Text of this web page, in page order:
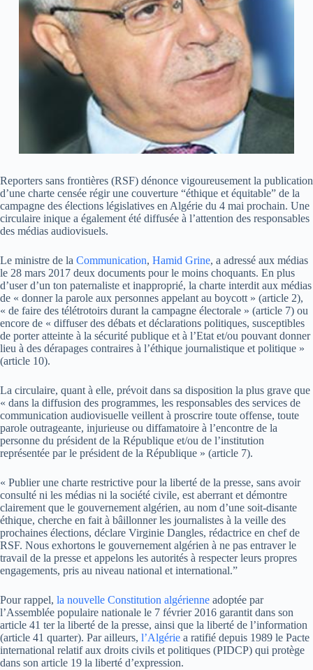
Reporters sans frontières (RSF) dénonce vigoureusement la publication
d’une charte censée régir une couverture “éthique et équitable” de la
campagne des élections législatives en Algérie du 4 mai prochain. Une
circulaire inique a également été diffusée à l’attention des responsables
des médias audiovisuels.
Le ministre de la Communication, Hamid Grine, a adressé aux médias
le 28 mars 2017 deux documents pour le moins choquants. En plus
d’user d’un ton paternaliste et inapproprié, la charte interdit aux médias
de « donner la parole aux personnes appelant au boycott » (article 2),
« de faire des télétrotoirs durant la campagne électorale » (article 7) ou
encore de « diffuser des débats et déclarations politiques, susceptibles
de porter atteinte à la sécurité publique et à l’Etat et/ou pouvant donner
lieu à des dérapages contraires à l’éthique journalistique et politique »
(article 10).
La circulaire, quant à elle, prévoit dans sa disposition la plus grave que
« dans la diffusion des programmes, les responsables des services de
communication audiovisuelle veillent à proscrire toute offense, toute
parole outrageante, injurieuse ou diffamatoire à l’encontre de la
personne du président de la République et/ou de l’institution
représentée par le président de la République » (article 7).
« Publier une charte restrictive pour la liberté de la presse, sans avoir
consulté ni les médias ni la société civile, est aberrant et démontre
clairement que le gouvernement algérien, au nom d’une soit-disante
éthique, cherche en fait à bâillonner les journalistes à la veille des
prochaines élections, déclare Virginie Dangles, rédactrice en chef de
RSF. Nous exhortons le gouvernement algérien à ne pas entraver le
travail de la presse et appelons les autorités à respecter leurs propres
engagements, pris au niveau national et international.”
Pour rappel, la nouvelle Constitution algérienne adoptée par
l’Assemblée populaire nationale le 7 février 2016 garantit dans son
article 41 ter la liberté de la presse, ainsi que la liberté de l’information
(article 41 quarter). Par ailleurs, l’Algérie a ratifié depuis 1989 le Pacte
international relatif aux droits civils et politiques (PIDCP) qui protège
dans son article 19 la liberté d’expression.